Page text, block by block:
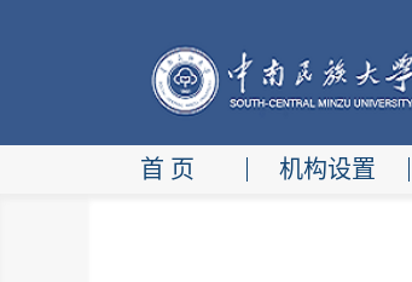
首 页 机构设置